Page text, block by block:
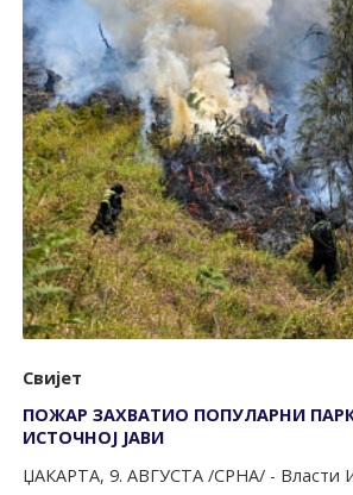
Свијет
ПОЖАР ЗАХВАТИО ПОПУЛАРНИ
ИСТОЧНОЈ ЈАВИ
ЏАКАРТА, 9. АВГУСТА /СРНА/ - Власти